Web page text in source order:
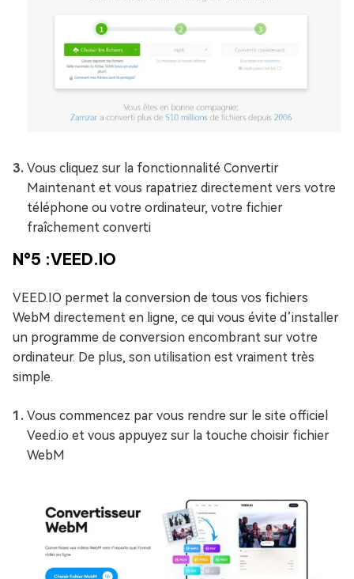
Vous cliquez sur la fonctionnalité Convertir
Maintenant et vous rapatriez directement vers votre
téléphone ou votre ordinateur, votre fichier
fraîchement converti
N°5 :VEED.IO
VEED.IO permet la conversion de tous vos fichiers
WebM directement en ligne, ce qui vous évite d’installer
un programme de conversion encombrant sur votre
ordinateur. De plus, son utilisation est vraiment très
simple.
Vous commencez par vous rendre sur le site officiel
Veed.io et vous appuyez sur la touche choisir fichier
WebM